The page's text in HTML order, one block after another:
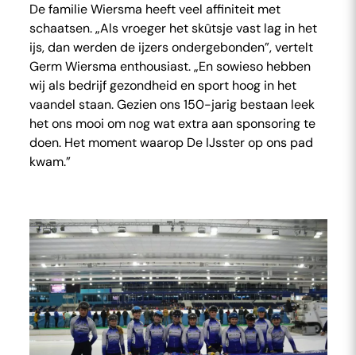
De familie Wiersma heeft veel affiniteit met
schaatsen. „Als vroeger het skûtsje vast lag in het
ijs, dan werden de ijzers ondergebonden”, vertelt
Germ Wiersma enthousiast. „En sowieso hebben
wij als bedrijf gezondheid en sport hoog in het
vaandel staan. Gezien ons 150-jarig bestaan leek
het ons mooi om nog wat extra aan sponsoring te
doen. Het moment waarop De IJsster op ons pad
kwam.”